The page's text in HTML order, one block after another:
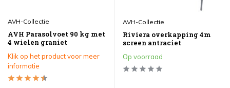
AVH-Collectie
AVH Parasolvoet 90 kg met
4 wielen graniet
Klik op het product voor meer
informatie
AVH-Collectie
Riviera overkapping 4m
screen antraciet
Op voorraad